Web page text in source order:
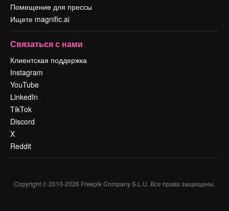
Помещение для прессы
Ищете magnific.ai
Связаться с нами
Клиентская поддержка
Instagram
YouTube
LinkedIn
TikTok
Discord
X
Reddit
Copyright © 2010-2026 Freepik Company S.L.U. Все права защищены.